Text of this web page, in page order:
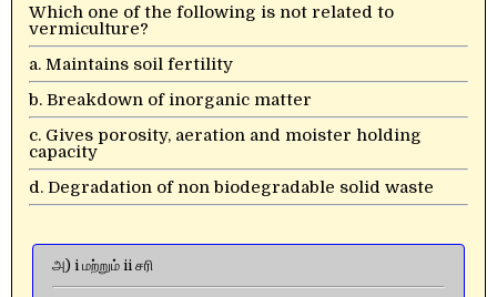
Which one of the following is not related to
vermiculture?
a. Maintains soil fertility
b. Breakdown of inorganic matter
c. Gives porosity, aeration and moister holding
capacity
d. Degradation of non biodegradable solid waste
அ) i மற்றும் ii சரி